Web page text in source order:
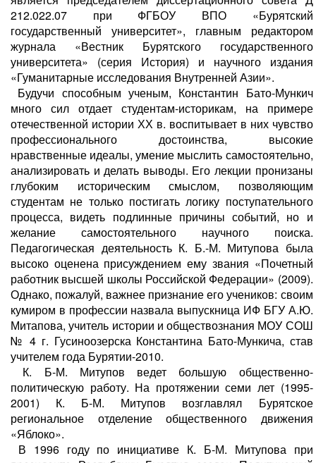
212.022.07 при ФГБОУ ВПО «Бурятский
государственный университет», главным редактором
журнала «Вестник Бурятского государственного
университета» (серия История) и научного издания
«Гуманитарные исследования Внутренней Азии».
Будучи способным ученым, Константин Бато-Мункич
много сил отдает студентам-историкам, на примере
отечественной истории ХХ в. воспитывает в них чувство
профессионального достоинства, высокие
нравственные идеалы, умение мыслить самостоятельно,
анализировать и делать выводы. Его лекции пронизаны
глубоким историческим смыслом, позволяющим
студентам не только постигать логику поступательного
процесса, видеть подлинные причины событий, но и
желание самостоятельного научного поиска.
Педагогическая деятельность К. Б.-М. Митупова была
высоко оценена присуждением ему звания «Почетный
работник высшей школы Российской Федерации» (2009).
Однако, пожалуй, важнее признание его учеников: своим
кумиром в профессии назвала выпускница ИФ БГУ А.Ю.
Митапова, учитель истории и обществознания МОУ СОШ
№ 4 г. Гусиноозерска Константина Бато-Мункича, став
учителем года Бурятии-2010.
К. Б-М. Митупов ведет большую общественно-
политическую работу. На протяжении семи лет (1995-
2001) К. Б-М. Митупов возглавлял Бурятское
региональное отделение общественного движения
«Яблоко».
В 1996 году по инициативе К. Б-М. Митупова при